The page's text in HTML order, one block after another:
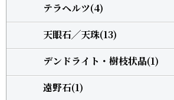
テラヘルツ(4)
天眼石╱天珠(13)
デンドライト・樹枝状晶(1)
遠野石(1)